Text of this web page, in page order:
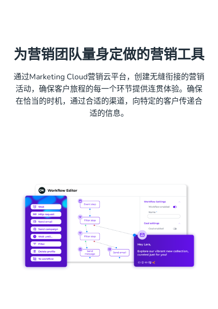
为营销团队量身定做的营销工具
通过Marketing Cloud营销云平台，创建无缝衔接的营销
活动，确保客户旅程的每一个环节提供连贯体验。确保
在恰当的时机，通过合适的渠道，向特定的客户传递合
适的信息。